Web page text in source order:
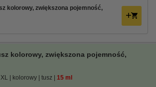
kolorowy, zwiększona pojemność,
kolorowy, zwiększona pojemność,
XL kolorowy tusz 15 ml